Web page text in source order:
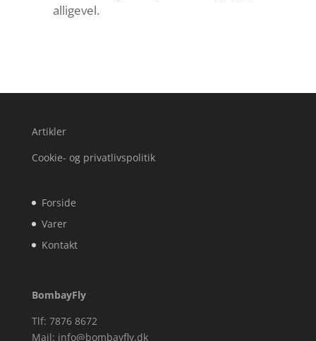
alligevel.
Artikler
Cookie- og privatlivspolitik
Forside
Varer
Kontakt
BombayFly
Tlf: 7876 8672
Mail: info@bombayfly.dk